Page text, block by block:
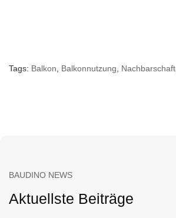
Tags: Balkon Balkonnutzung Nachbarschaft
BAUDINO NEWS
Aktuellste Beiträge